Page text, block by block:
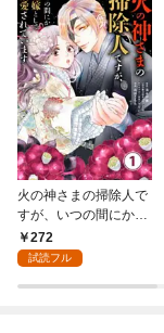
火の神さまの掃除人で
すが、いつの間にか花
嫁として溺愛されてい
ます【単話】（１）
272
試読フル